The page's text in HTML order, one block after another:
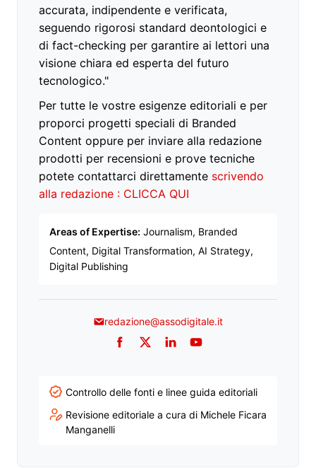
accurata, indipendente e verificata,
seguendo rigorosi standard deontologici e
di fact-checking per garantire ai lettori una
visione chiara ed esperta del futuro
tecnologico."
Per tutte le vostre esigenze editoriali e per
proporci progetti speciali di Branded
Content oppure per inviare alla redazione
prodotti per recensioni e prove tecniche
potete contattarci direttamente scrivendo
alla redazione : CLICCA QUI
Areas of Expertise: Journalism, Branded
Content, Digital Transformation, AI Strategy,
Digital Publishing
redazione@assodigitale.it
Facebook
TwitterLinkedInYouTube
Controllo delle fonti e linee guida editoriali
Revisione editoriale a cura di Michele Ficara
Manganelli